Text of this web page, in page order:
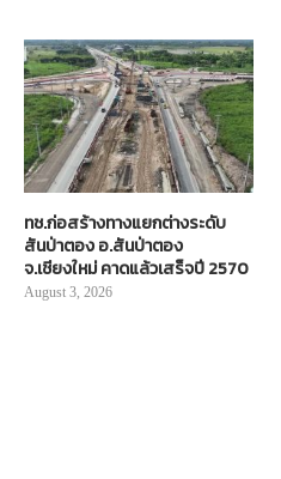
ทช.ก่อสร้างทางแยกต่างระดับ
สันป่าตอง อ.สันป่าตอง
จ.เชียงใหม่ คาดแล้วเสร็จปี 2570
August 3, 2026